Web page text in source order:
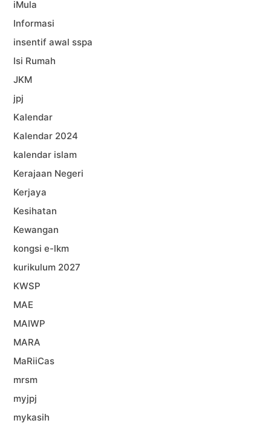
iMula
Informasi
insentif awal sspa
Isi Rumah
JKM
jpj
Kalendar
Kalendar 2024
kalendar islam
Kerajaan Negeri
Kerjaya
Kesihatan
Kewangan
kongsi e-lkm
kurikulum 2027
KWSP
MAE
MAIWP
MARA
MaRiiCas
mrsm
myjpj
mykasih